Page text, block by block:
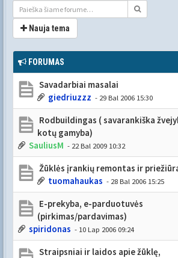
Nauja tema
FORUMAS
Savadarbiai masalai
giedriuzzz - 29 Bal 2006 15:30
Rodbuildingas ( savarankiška
kotų gamyba)
SauliusM - 22 Bal 2009 10:32
Žūklės įrankių remontas ir
tuomahaukas - 28 Bal 2006 15:25
E-prekyba, e-parduotuvės
(pirkimas/pardavimas)
spiridonas - 10 Lap 2006 09:24
Straipsniai ir laidos apie žūklę,